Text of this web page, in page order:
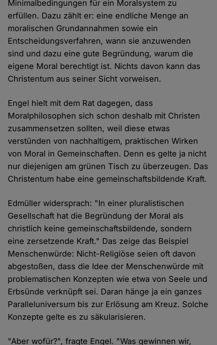
Minimalbedingungen für ein Moralsystem zu
erfüllen. Dazu zählt er: eine endliche Menge an
moralischen Grundannahmen sowie ein
Entscheidungsverfahren, wann sie anzuwenden
sind und dazu eine gute Begründung, warum die
eigene Moral berechtigt ist. Nichts davon kann das
Christentum aus seiner Sicht vorweisen.
Engel hielt mit dem Rat dagegen, dass
Moralphilosophen sich schon deshalb mit Christen
zusammensetzen sollten, weil diese etwas
verstünden von nachhaltigem, praktischen Wirken
von Moral in Gemeinschaften. Denn es gelte ja nicht
nur diejenigen am grünen Tisch zu überzeugen. Das
Christentum habe eine gemeinschaftsbildende Kraft.
Edmüller widersprach: "In einer pluralistischen
Gesellschaft hat die Begründung der Moral als
christlich keine gemeinschaftsbildende, sondern
eine zersetzende Kraft." Das zeige das Beispiel
Menschenwürde: Nicht-Religiöse seien oft davon
abgestoßen, dass die Idee der Menschenwürde mit
problematischen Konzepten wie etwa von Seele und
Erbsünde verknüpft sei. Daran hänge ja ein ganzes
Paralleluniversum bis zur Erlösung am Kreuz. Solche
Konzepte gelte es zu säkularisieren.
"Aber wofür?", fragte Engel. "Was gewinnen wir,